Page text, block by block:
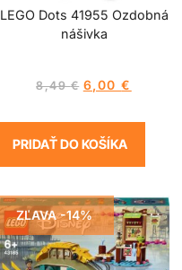
LEGO Dots 41955 Ozdobná
nášivka
8,49€ 6,00€
PRIDAŤ DO KOŠÍKA
ZĽAVA -14%